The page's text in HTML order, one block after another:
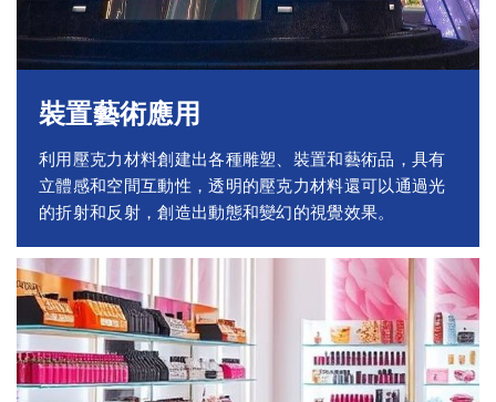
裝置藝術應用
利用壓克力材料創建出各種雕塑、裝置和藝術品，具有
立體感和空間互動性，透明的壓克力材料還可以通過光
的折射和反射，創造出動態和變幻的視覺效果。